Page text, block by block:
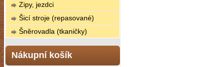
Zipy, jezdci
Šicí stroje (repasované)
Šněrovadla (tkaničky)
Nákupní košík